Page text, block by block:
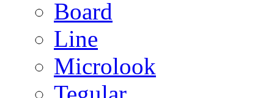
Board
Line
Microlook